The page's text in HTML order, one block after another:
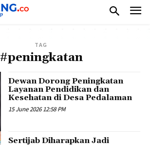
TAG
#peningkatan
Dewan Dorong Peningkatan
Layanan Pendidikan dan
Kesehatan di Desa Pedalaman
15 June 2026 12:58 PM
Sertijab Diharapkan Jadi